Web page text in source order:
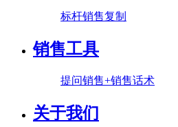
标杆销售复制
销售工具
提问销售+销售话术
关于我们